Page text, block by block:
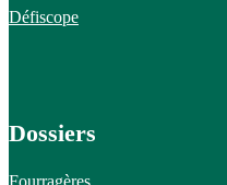
Défiscope
Dossiers
Fourragères